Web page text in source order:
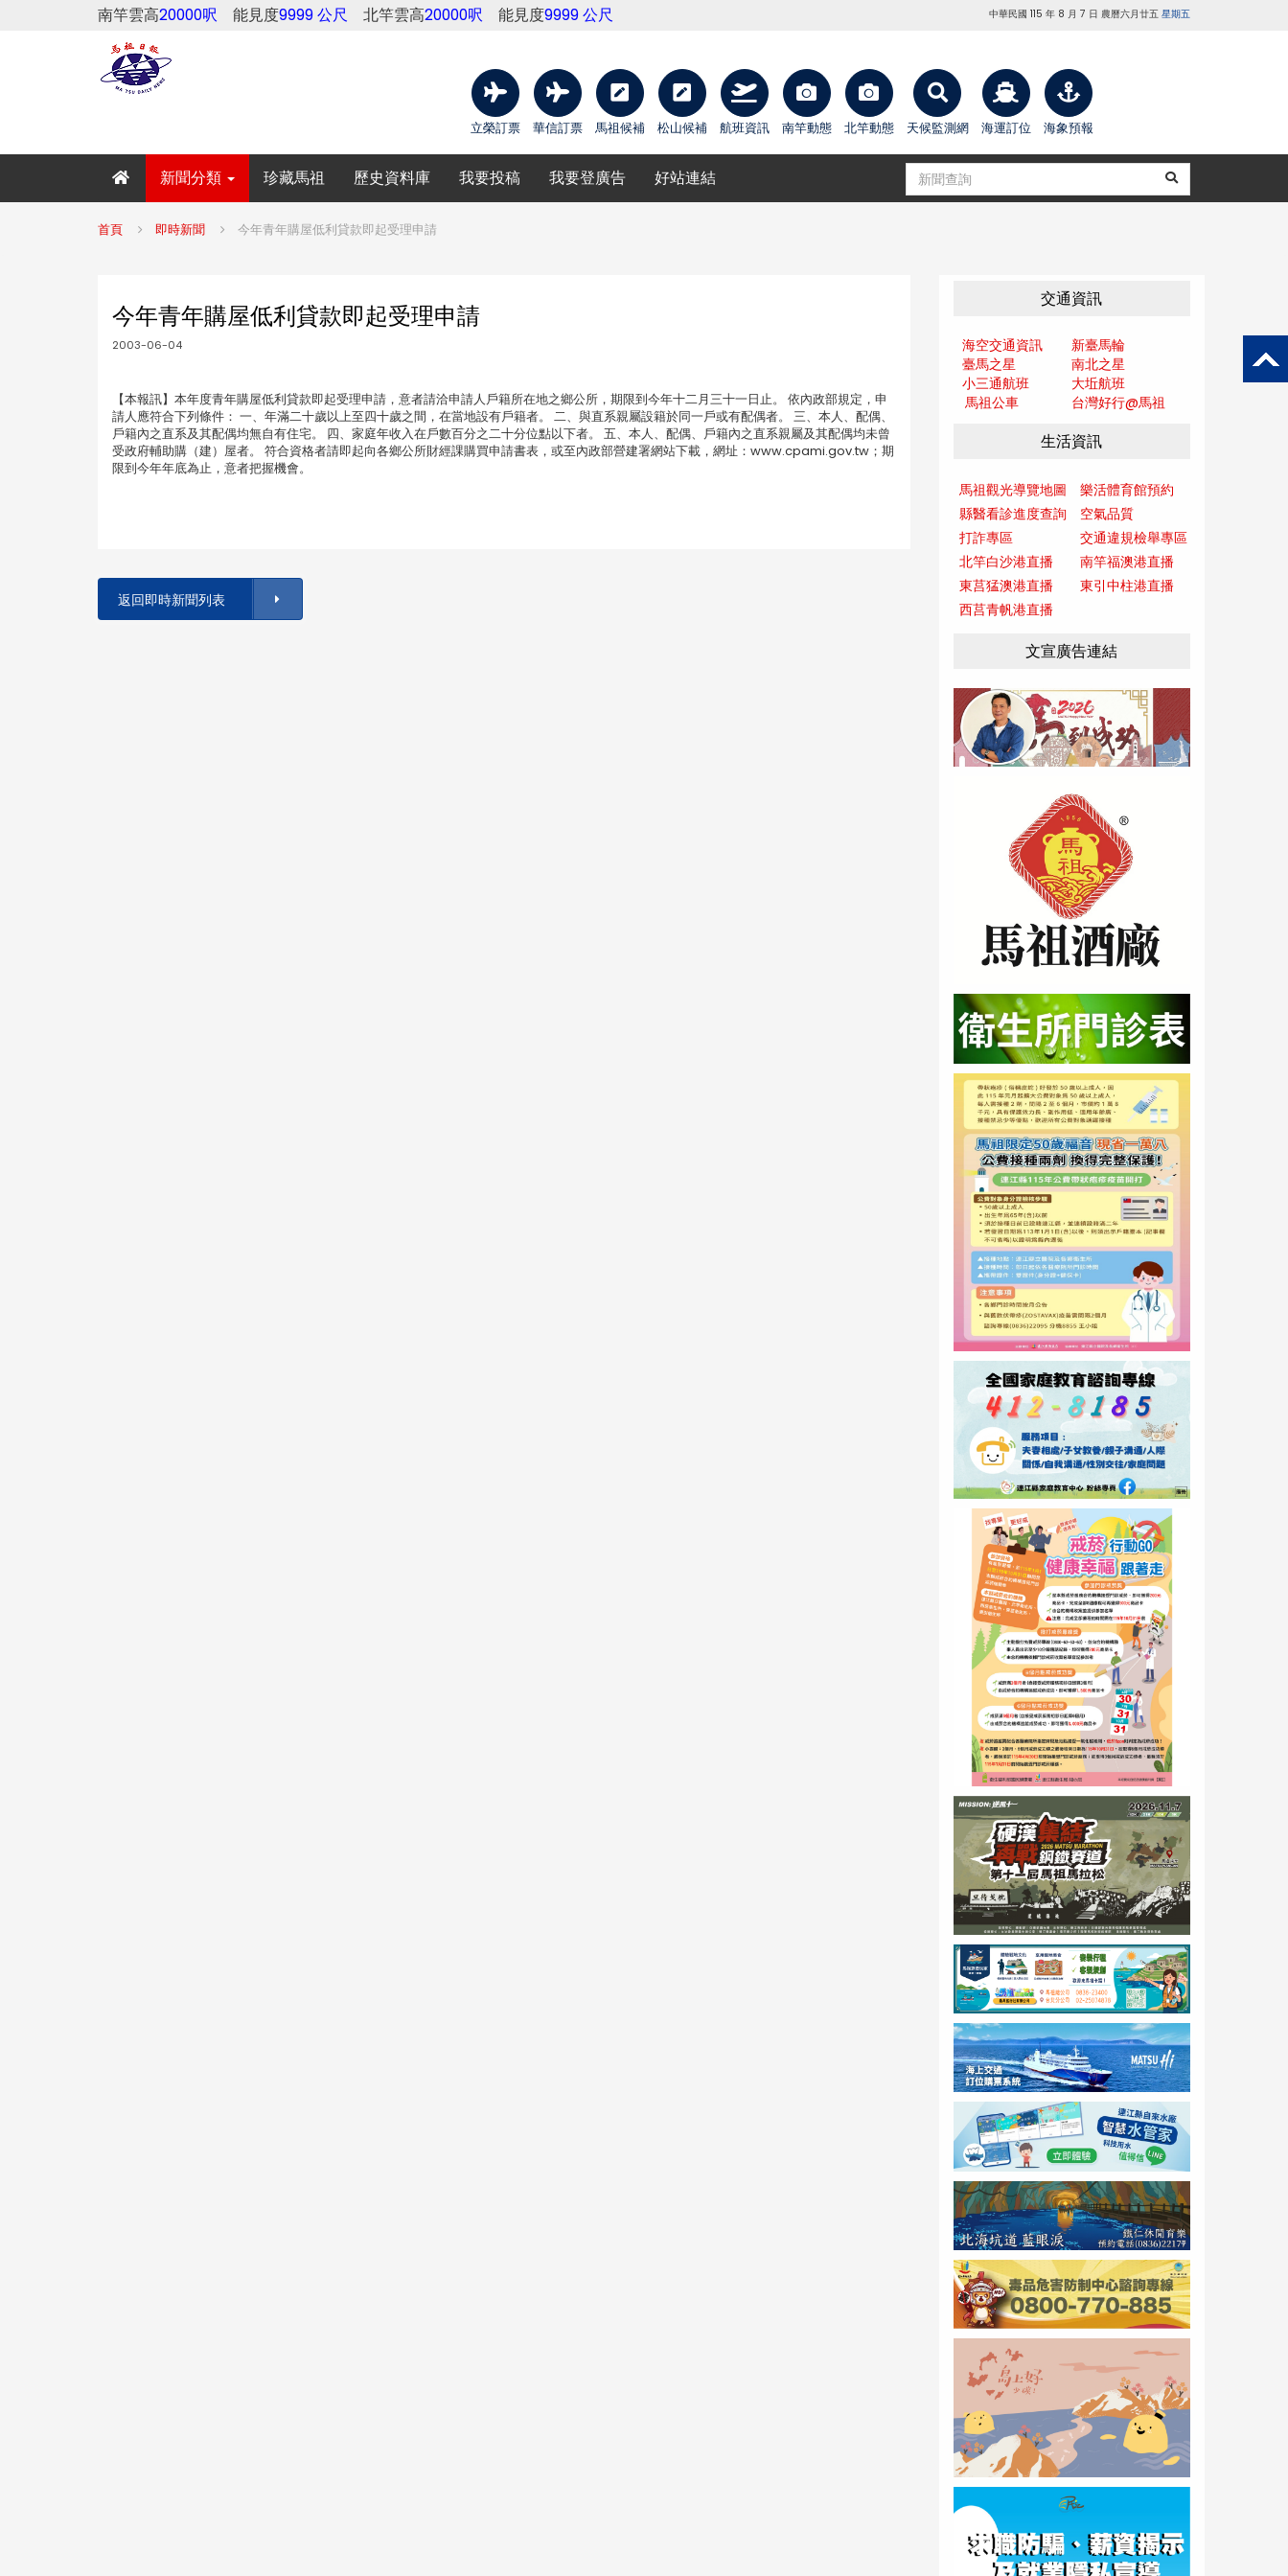
南竿雲高20000呎 能見度9999 公尺 北竿雲高20000呎 能見度9999 公尺 中華民國 115 年 8 月 7 日 農曆六月廿五 星期五
立榮訂票 華信訂票 馬祖候補 松山候補 航班資訊 南竿動態 北竿動態 天候監測網 海運訂位 海象預報
新聞分類 珍藏馬祖 歷史資料庫 我要投稿 我要登廣告 好站連結
首頁 即時新聞 今年青年購屋低利貸款即起受理申請
今年青年購屋低利貸款即起受理申請
2003-06-04
【本報訊】本年度青年購屋低利貸款即起受理申請，意者請洽申請人戶籍所在地之鄉公所，期限到今年十二月三十一日止。 依內政部規定，申
請人應符合下列條件： 一、年滿二十歲以上至四十歲之間，在當地設有戶籍者。 二、與直系親屬設籍於同一戶或有配偶者。 三、本人、配偶、
戶籍內之直系及其配偶均無自有住宅。 四、家庭年收入在戶數百分之二十分位點以下者。 五、本人、配偶、戶籍內之直系親屬及其配偶均未曾
受政府輔助購（建）屋者。 符合資格者請即起向各鄉公所財經課購買申請書表，或至內政部營建署網站下載，網址：www.cpami.gov.tw；期
限到今年年底為止，意者把握機會。
返回即時新聞列表
交通資訊
海空交通資訊
新臺馬輪
臺馬之星
南北之星
小三通航班
大坵航班
馬祖公車
台灣好行@馬祖
生活資訊
馬祖觀光導覽地圖
樂活體育館預約
縣醫看診進度查詢
空氣品質
打詐專區
交通違規檢舉專區
北竿白沙港直播
南竿福澳港直播
東莒猛澳港直播
東引中柱港直播
西莒青帆港直播
文宣廣告連結